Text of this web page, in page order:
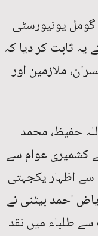
یونیورسٹی
یہ ثابت کر دیا کہ
ملازمین اور
حفیظ، محمد
کشمیری عوام سے
سے اظہار یکجہتی
احمد بیٹنی نے
طلباء میں نقد